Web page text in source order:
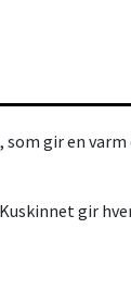
gir en varm
gir